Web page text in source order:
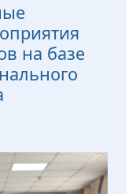
на базе